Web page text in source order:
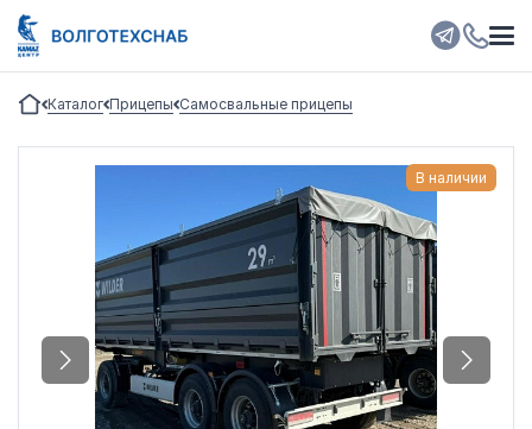
Каталог Прицепы Самосвальные прицепы
В наличии